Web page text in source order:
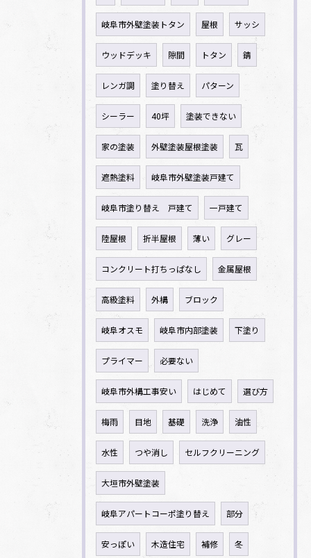
岐阜市外壁塗装トタン 屋根 サッシ
ウッドデッキ 隙間 トタン 錆
レンガ調 塗り替え パターン
シーラー 40坪 塗装できない
家の塗装 外壁塗装屋根塗装 瓦
遮熱塗料 岐阜市外壁塗装戸建て
岐阜市塗り替え 戸建て 一戸建て
陸屋根 折半屋根 薄い グレー
コンクリート打ちっぱなし 金属屋根
高級塗料 外構 ブロック
岐阜オスモ 岐阜市内部塗装 下塗り
プライマー 必要ない
岐阜市外構工事安い はじめて 選び方
梅雨 目地 基礎 洗浄 油性
水性 つや消し セルフクリーニング
大垣市外壁塗装
岐阜アパートコーポ塗り替え 部分
安っぽい 木造住宅 補修 冬